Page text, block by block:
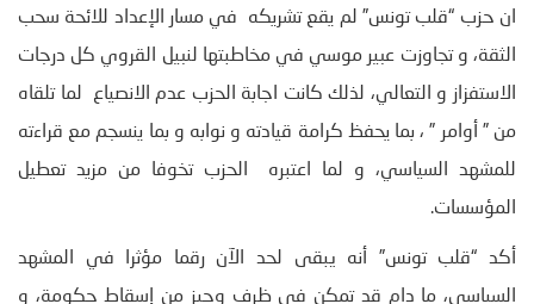
ان حزب “قلب تونس” لم يقع تشريكه في مسار الإعداد للائحة سحب
الثقة، و تجاوزت عبير موسي في مخاطبتها لنبيل القروي كل درجات
الاستفزاز و التعالي، لذلك كانت اجابة الحزب عدم الانصياع لما تلقاه
من ” أوامر ” ، بما يحفظ كرامة قيادته و نوابه و بما ينسجم مع قراءته
للمشهد السياسي، و لما اعتبره الحزب تخوفا من مزيد تعطيل
المؤسسات.
أكد “قلب تونس” أنه يبقى لحد الآن رقما مؤثرا في المشهد
السياسي، ما دام قد تمكن في ظرف وجيز من إسقاط حكومة، و